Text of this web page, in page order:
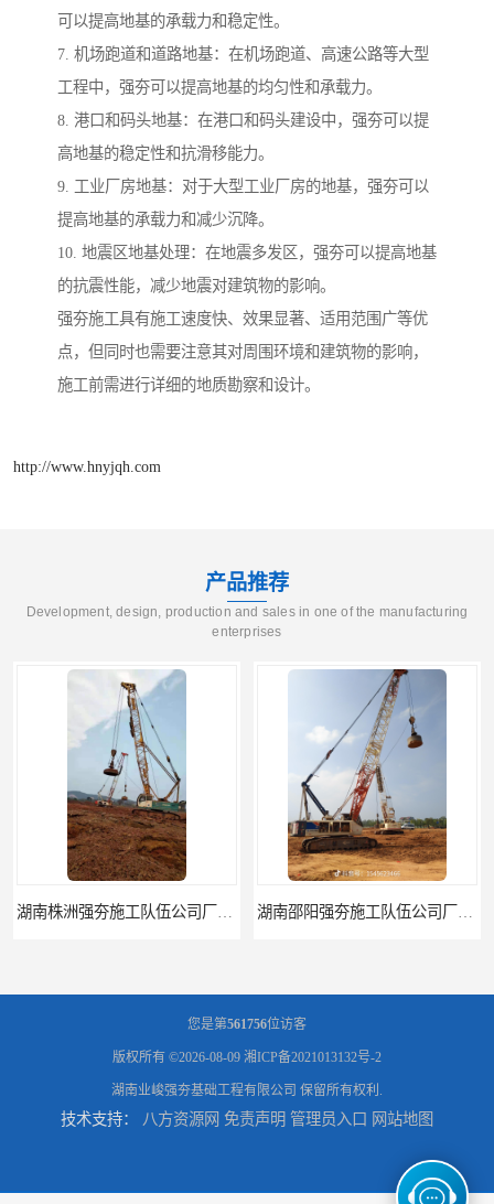
可以提高地基的承载力和稳定性。
7. 机场跑道和道路地基：在机场跑道、高速公路等大型
工程中，强夯可以提高地基的均匀性和承载力。
8. 港口和码头地基：在港口和码头建设中，强夯可以提
高地基的稳定性和抗滑移能力。
9. 工业厂房地基：对于大型工业厂房的地基，强夯可以
提高地基的承载力和减少沉降。
10. 地震区地基处理：在地震多发区，强夯可以提高地基
的抗震性能，减少地震对建筑物的影响。
强夯施工具有施工速度快、效果显著、适用范围广等优
点，但同时也需要注意其对周围环境和建筑物的影响，
施工前需进行详细的地质勘察和设计。
http://www.hnyjqh.com
产品推荐
Development, design, production and sales in one of the manufacturing
enterprises
湖南株洲强夯施工队伍公司厂房地基强夯施工 湖南邵阳强夯施工队伍公司厂房地基强夯施工
湖南郴州强夯施工队伍公司厂房地基强夯施工 江西强夯施工队伍公司厂房地基强夯施工
您是第561756位访客
版权所有 ©2026-08-09 湘ICP备2021013132号-2
湖南业峻强夯基础工程有限公司 保留所有权利.
技术支持： 八方资源网 免责声明 管理员入口 网站地图